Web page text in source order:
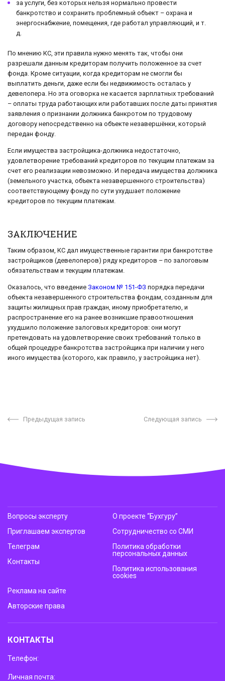
за услуги, без которых нельзя нормально провести
банкротство и сохранить проблемный объект – охрана и
энергоснабжение, помещения, где работал управляющий, и т.
д.
По мнению КС, эти правила нужно менять так, чтобы они
разрешали данным кредиторам получить положенное за счет
фонда. Кроме ситуации, когда кредиторам не смогли бы
выплатить деньги, даже если бы недвижимость осталась у
девелопера. Но эта оговорка не касается зарплатных требований
– оплаты труда работающих или работавших после даты принятия
заявления о признании должника банкротом по трудовому
договору непосредственно на объекте незавершёнки, который
передан фонду.
Если имущества застройщика-должника недостаточно,
удовлетворение требований кредиторов по текущим платежам за
счет его реализации невозможно. И передача имущества должника
(земельного участка, объекта незавершенного строительства)
соответствующему фонду по сути ухудшает положение
кредиторов по текущим платежам.
ЗАКЛЮЧЕНИЕ
Таким образом, КС дал имущественные гарантии при банкротстве
застройщиков (девелоперов) ряду кредиторов – по залоговым
обязательствам и текущим платежам.
Оказалось, что введение Законом № 151-ФЗ порядка передачи
объекта незавершенного строительства фондам, созданным для
защиты жилищных прав граждан, иному приобретателю, и
распространение его на ранее возникшие правоотношения
ухудшило положение залоговых кредиторов: они могут
претендовать на удовлетворение своих требований только в
общей процедуре банкротства застройщика при наличии у него
иного имущества (которого, как правило, у застройщика нет).
Предыдущая запись Следующая запись
Вопросы эксперту
Приглашаем экспертов
Телеграм
Контакты
О проекте “Бухгуру”
Сотрудничество со СМИ
Политика обработки
персональных данных
Политика использования
cookies
Реклама на сайте
Авторские права
КОНТАКТЫ
Телефон:
Личная почта: